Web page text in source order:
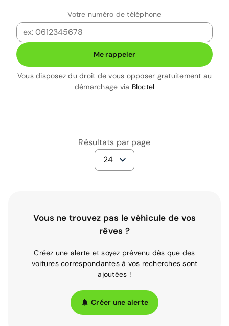
Votre numéro de téléphone
Me rappeler
Vous disposez du droit de vous opposer gratuitement au
démarchage via Bloctel
Résultats par page
24
Vous ne trouvez pas le véhicule de vos
rêves ?
Créez une alerte et soyez prévenu dès que des
voitures correspondantes à vos recherches sont
ajoutées !
Créer une alerte